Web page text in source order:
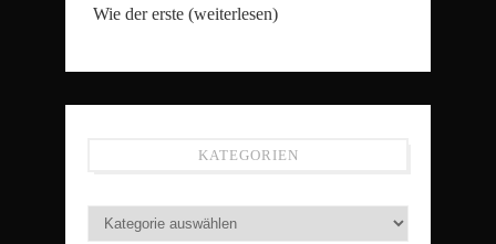
Wie der erste (weiterlesen)
KATEGORIEN